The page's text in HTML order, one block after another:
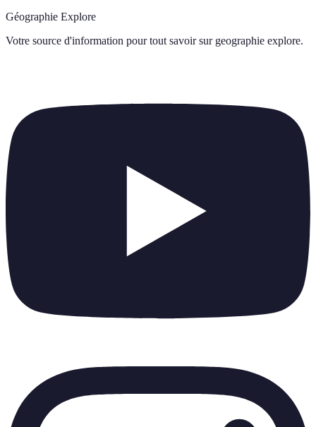
Géographie Explore
Votre source d'information pour tout savoir sur geographie explore.